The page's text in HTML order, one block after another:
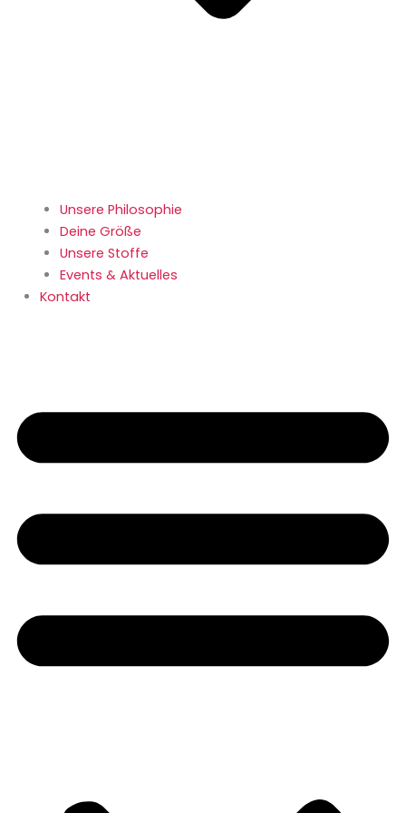
Unsere Philosophie
Deine Größe
Unsere Stoffe
Events & Aktuelles
Kontakt